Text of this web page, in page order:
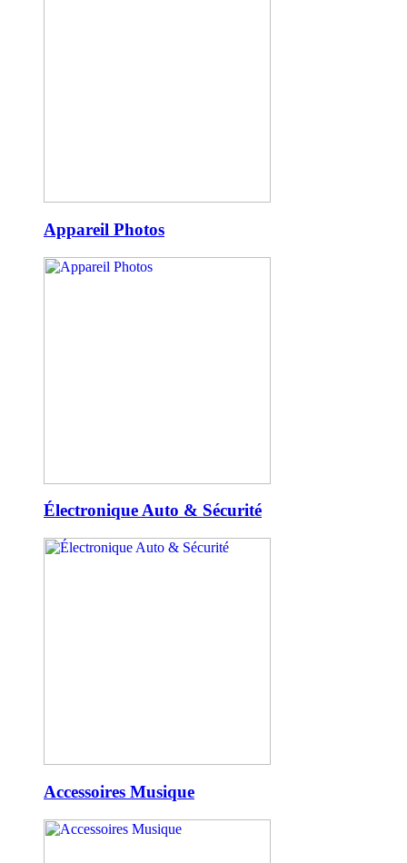
Appareil Photos
Électronique Auto & Sécurité
Accessoires Musique